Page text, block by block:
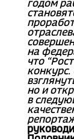
годом
на
что
конкурс.
но и
в